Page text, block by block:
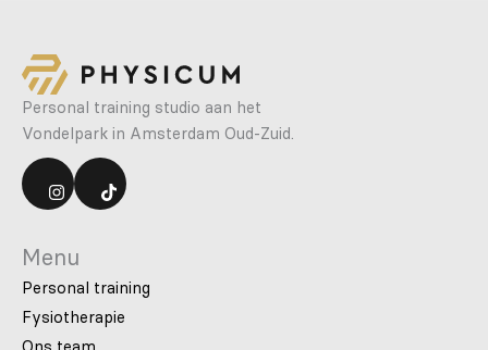
Personal training studio aan het
Vondelpark in Amsterdam Oud-Zuid.
Menu
Personal training
Fysiotherapie